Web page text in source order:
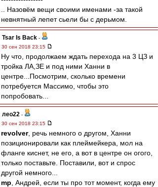
.. Назовём вещи своими именами -за такой
невнятный лепет сьели бы с дерьмом.
Tsar Is Back -
30 сен 2018 23:15
Ну что, продолжаем ждать перехода на 3 ЦЗ и
тройка ЛА,ЗЕ и под ними Ханни в
центре...Посмотрим, сколько времени
потребуется Массимо, чтобы это
попробовать...
лео22 -
30 сен 2018 23:15
revolver, речь немного о другом, Ханни
позиционировали как плеймейкера, мол на
фланге киснет, не его, а вот в центре он огого,
только поставьте. Поставили, вот и спрос
другой немного...
mp , Андрей, если ты про тот момент, когда ему